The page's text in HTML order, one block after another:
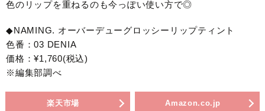
色のリップを重ねるのも今っぽい使い方で◎
◆NAMING. オーバーデューグロッシーリップティント
色番：03 DENIA
価格：¥1,760(税込)
※編集部調べ
楽天市場 Amazon.co.jp